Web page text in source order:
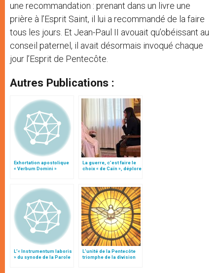
une recommandation : prenant dans un livre une
prière à l’Esprit Saint, il lui a recommandé de la faire
tous les jours. Et Jean-Paul II avouait qu’obéissant au
conseil paternel, il avait désormais invoqué chaque
jour l’Esprit de Pentecôte.
Autres Publications :
Exhortation apostolique
« Verbum Domini »
La guerre, c’est faire le
choix « de Caïn », déplore
L’« Instrumentum laboris
» du synode de la Parole
L'unité de la Pentecôte
triomphe de la division